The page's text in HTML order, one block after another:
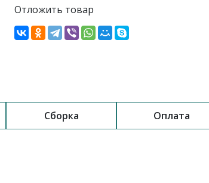
Отложить товар
Сборка Оплата